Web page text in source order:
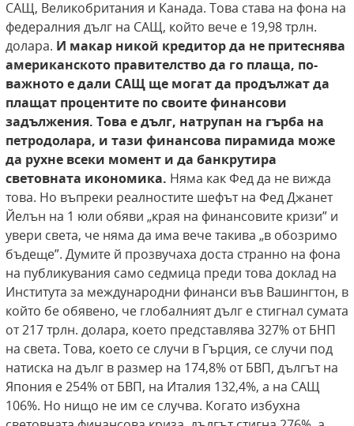
САЩ, Великобритания и Канада. Това става на фона на
федералния дълг на САЩ, който вече е 19,98 трлн.
долара. И макар никой кредиторда не притеснява
американското правителство да го плаща, по-
важното е дали САЩ ще могат да продължат да
плащат процентите по своите финансови
задължения. Това е дълг, натрупан на гърба на
петродолара, и тази финансова пирамида може
да рухне всеки момент и да банкрутира
световната икономика. Няма как Фед да не вижда
това. Но въпреки реалностите шефът на Фед Джанет
Йелън на 1 юли обяви „края на финансовите кризи” и
увери света, че няма да има вече такива „в обозримо
бъдеще”. Думите й прозвучаха доста странно на фона
на публикувания само седмица преди това доклад на
Института за международни финанси във Вашингтон, в
който бе обявено, че глобалният дълг е стигнал сумата
от 217 трлн. долара, което представлява 327% от БНП
на света. Това, което се случи в Гърция, се случи под
натиска на дълг в размер на 174,8% от БВП, дългът на
Япония е 254% от БВП, на Италия 132,4%, а на САЩ
106%. Но нищо не им се случва. Когато избухна